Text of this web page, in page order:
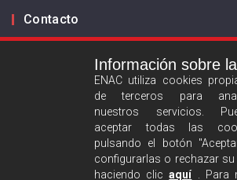
Contacto
Política de privacidad
Información sobre
ENAC utiliza cookies
de terceros para
nuestros servicios.
aceptar todas las
pulsando el botón
configurarlas o rechazar su
haciendo clicaquí. Para